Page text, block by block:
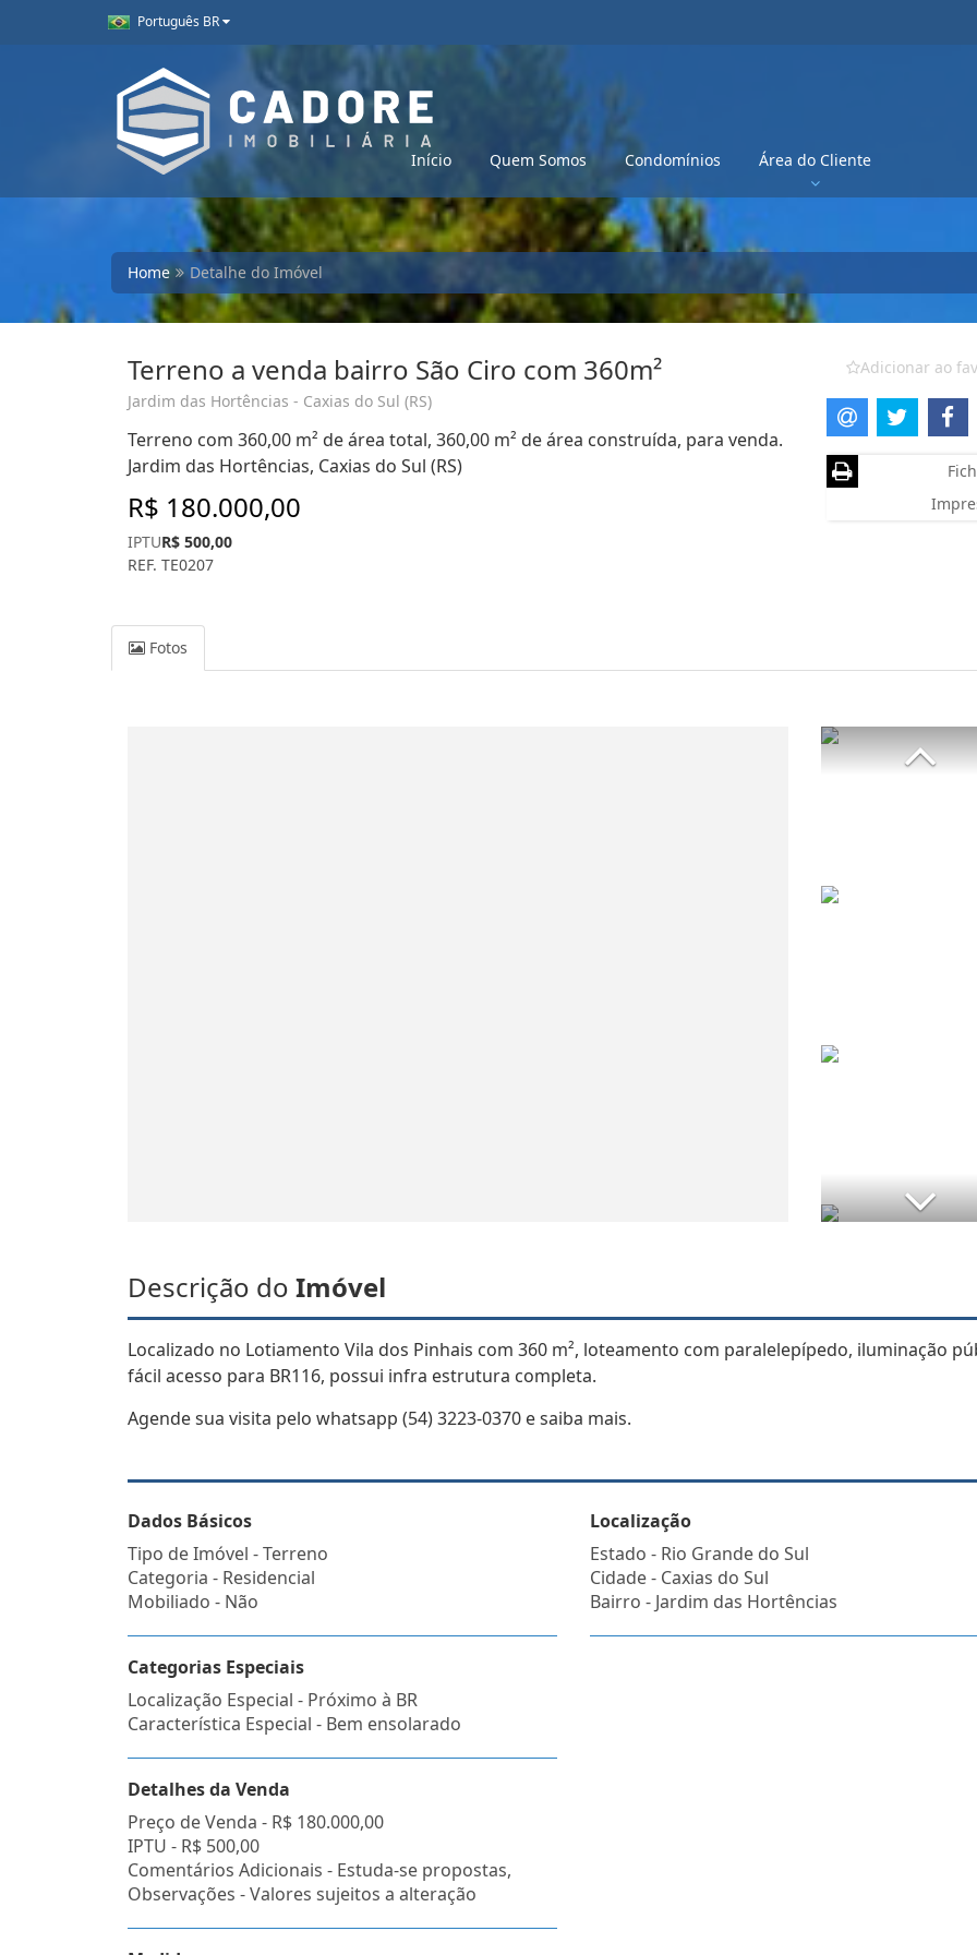
Português BR
Início Quem Somos Condomínios Área do Cliente
Home Detalhe do Imóvel
Terreno a venda bairro São Ciro com 360m²
Jardim das Hortências - Caxias do Sul (RS)
Terreno com 360,00 m² de área total, 360,00 m² de área construída, para venda.
Jardim das Hortências, Caxias do Sul (RS)
R$ 180.000,00
IPTUR$ 500,00
REF. TE0207
Adicionar ao
Fotos
Descrição do Imóvel
Localizado no Lotiamento Vila dos Pinhais com 360 m², loteamento com paralelepípedo, iluminação
fácil acesso para BR116, possui infra estrutura completa.
Agende sua visita pelo whatsapp (54) 3223-0370 e saiba mais.
Dados Básicos
Tipo de Imóvel - Terreno
Categoria - Residencial
Mobiliado - Não
Categorias Especiais
Localização Especial - Próximo à BR
Característica Especial - Bem ensolarado
Detalhes da Venda
Preço de Venda - R$ 180.000,00
IPTU - R$ 500,00
Comentários Adicionais - Estuda-se propostas,
Observações - Valores sujeitos a alteração
Localização
Estado - Rio Grande do Sul
Cidade - Caxias do Sul
Bairro - Jardim das Hortências